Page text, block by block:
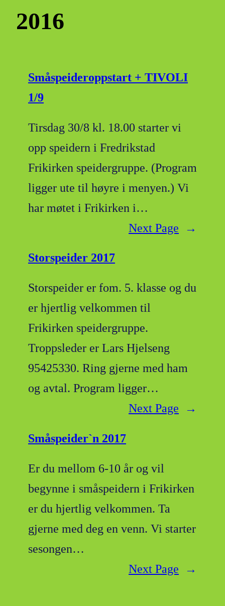
2016
Småspeideroppstart + TIVOLI
1/9
Tirsdag 30/8 kl. 18.00 starter vi
opp speidern i Fredrikstad
Frikirken speidergruppe. (Program
ligger ute til høyre i menyen.) Vi
har møtet i Frikirken i…
Next Page
→
Storspeider 2017
Storspeider er fom. 5. klasse og du
er hjertlig velkommen til
Frikirken speidergruppe.
Troppsleder er Lars Hjelseng
95425330. Ring gjerne med ham
og avtal. Program ligger…
Next Page
→
Småspeider`n 2017
Er du mellom 6-10 år og vil
begynne i småspeidern i Frikirken
er du hjertlig velkommen. Ta
gjerne med deg en venn. Vi starter
sesongen…
Next Page
→